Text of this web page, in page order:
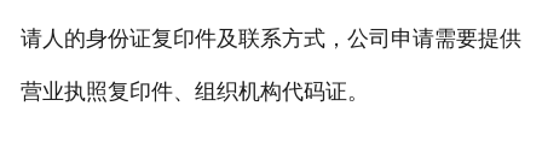
请人的身份证复印件及联系方式，公司申请需要提供
营业执照复印件、组织机构代码证。